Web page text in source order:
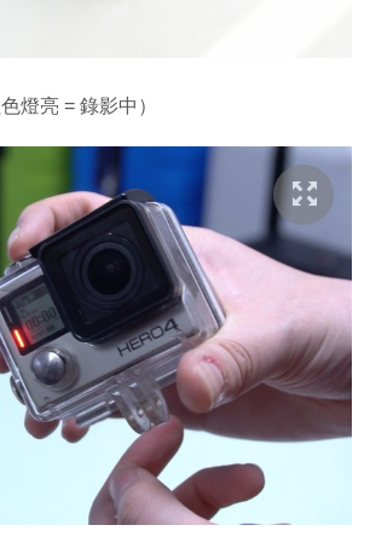
燈亮 = 錄影中）